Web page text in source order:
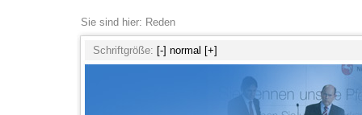
Sie sind hier: Reden
Schriftgröße: [-] normal [+]